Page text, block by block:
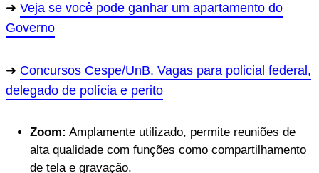
Veja se você pode ganhar um apartamento do
Governo
Concursos Cespe/UnB. Vagas para policial federal,
delegado de polícia e perito
Zoom: Amplamente utilizado, permite reuniões de
alta qualidade com funções como compartilhamento
de tela e gravação.